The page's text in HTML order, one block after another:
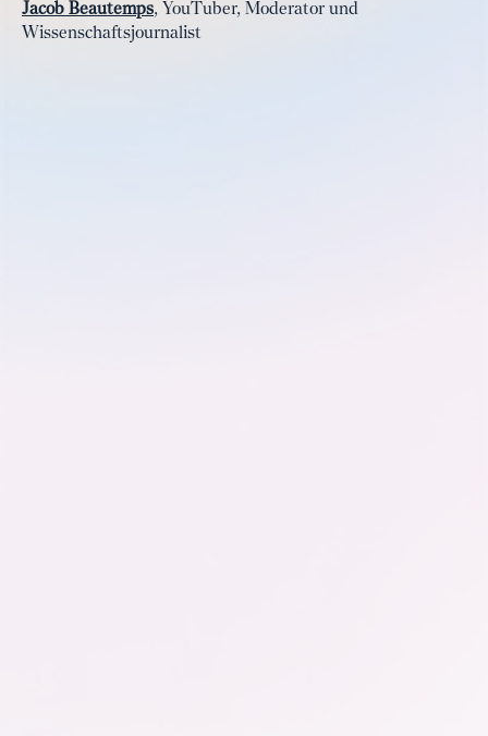
Jacob Beautemps, YouTuber, Moderator und
Wissenschaftsjournalist